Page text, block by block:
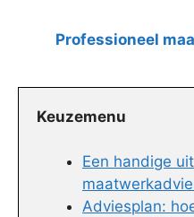
Professioneel
Keuzemenu
Een handige
Adviesplan: